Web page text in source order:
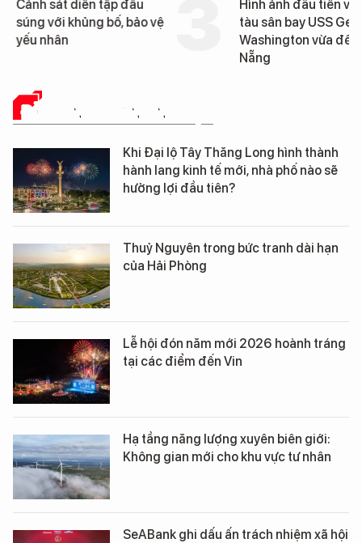
Cảnh sát diễn tập đấu
súng với khủng bố, bảo vệ
yếu nhân
Hình ảnh đầu tiên về
tàu sân bay USS
Washington vừa đến
Nẵng
ĐỜI SỐNG DOANH NGHIỆP
Khi Đại lộ Tây Thăng Long hình thành
hành lang kinh tế mới, nhà phố nào sẽ
hưởng lợi đầu tiên?
Thuỷ Nguyên trong bức tranh dài hạn
của Hải Phòng
Lễ hội đón năm mới 2026 hoành tráng
tại các điểm đến Vin
Hạ tầng năng lượng xuyên biên giới:
Không gian mới cho khu vực tư nhân
SeABank ghi dấu ấn trách nhiệm xã hội